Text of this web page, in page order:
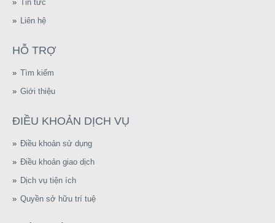
Tin tức
Liên hệ
HỖ TRỢ
Tìm kiếm
Giới thiệu
ĐIỀU KHOẢN DỊCH VỤ
Điều khoản sử dụng
Điều khoản giao dịch
Dịch vụ tiện ích
Quyền sở hữu trí tuệ